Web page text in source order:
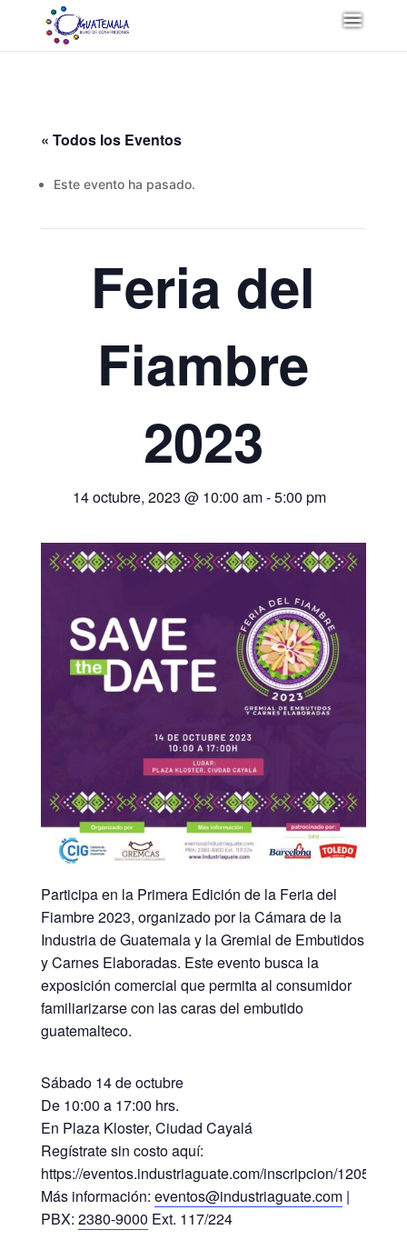
« Todos los Eventos
Este evento ha pasado.
Feria del
Fiambre
2023
14 octubre, 2023 @ 10:00 am-5:00 pm
Participa en la Primera Edición de la Feria del
Fiambre 2023, organizado por la Cámara de la
Industria de Guatemala y la Gremial de Embutidos
y Carnes Elaboradas. Este evento busca la
exposición comercial que permita al consumidor
familiarizarse con las caras del embutido
guatemalteco.
Sábado 14 de octubre
De 10:00 a 17:00 hrs.
En Plaza Kloster, Ciudad Cayalá
Regístrate sin costo aquí:
https://eventos.industriaguate.com/inscripcion/1205
Más información: eventos@industriaguate.com|
PBX: 2380-9000 Ext. 117/224